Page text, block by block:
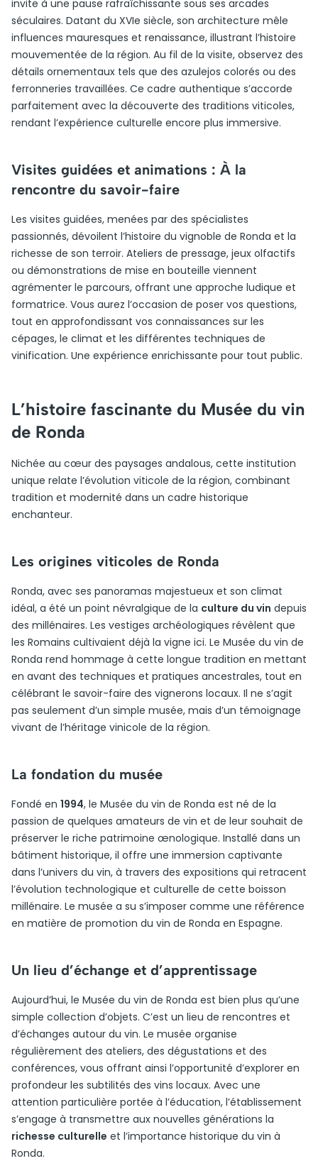
invite à une pause rafraîchissante sous ses arcades
séculaires. Datant du XVIe siècle, son architecture mêle
influences mauresques et renaissance, illustrant l’histoire
mouvementée de la région. Au fil de la visite, observez des
détails ornementaux tels que des azulejos colorés ou des
ferronneries travaillées. Ce cadre authentique s’accorde
parfaitement avec la découverte des traditions viticoles,
rendant l’expérience culturelle encore plus immersive.
Visites guidées et animations : À la
rencontre du savoir-faire
Les visites guidées, menées par des spécialistes
passionnés, dévoilent l’histoire du vignoble de Ronda et la
richesse de son terroir. Ateliers de pressage, jeux olfactifs
ou démonstrations de mise en bouteille viennent
agrémenter le parcours, offrant une approche ludique et
formatrice. Vous aurez l’occasion de poser vos questions,
tout en approfondissant vos connaissances sur les
cépages, le climat et les différentes techniques de
vinification. Une expérience enrichissante pour tout public.
L’histoire fascinante du Musée du vin
de Ronda
Nichée au cœur des paysages andalous, cette institution
unique relate l’évolution viticole de la région, combinant
tradition et modernité dans un cadre historique
enchanteur.
Les origines viticoles de Ronda
Ronda, avec ses panoramas majestueux et son climat
idéal, a été un point névralgique de la culture du vin depuis
des millénaires. Les vestiges archéologiques révèlent que
les Romains cultivaient déjà la vigne ici. Le Musée du vin de
Ronda rend hommage à cette longue tradition en mettant
en avant des techniques et pratiques ancestrales, tout en
célébrant le savoir-faire des vignerons locaux. Il ne s’agit
pas seulement d’un simple musée, mais d’un témoignage
vivant de l’héritage vinicole de la région.
La fondation du musée
Fondé en 1994, le Musée du vin de Ronda est né de la
passion de quelques amateurs de vin et de leur souhait de
préserver le riche patrimoine œnologique. Installé dans un
bâtiment historique, il offre une immersion captivante
dans l’univers du vin, à travers des expositions qui retracent
l’évolution technologique et culturelle de cette boisson
millénaire. Le musée a su s’imposer comme une référence
en matière de promotion du vin de Ronda en Espagne.
Un lieu d’échange et d’apprentissage
Aujourd’hui, le Musée du vin de Ronda est bien plus qu’une
simple collection d’objets. C’est un lieu de rencontres et
d’échanges autour du vin. Le musée organise
régulièrement des ateliers, des dégustations et des
conférences, vous offrant ainsi l’opportunité d’explorer en
profondeur les subtilités des vins locaux. Avec une
attention particulière portée à l’éducation, l’établissement
s’engage à transmettre aux nouvelles générations la
richesse culturelle et l’importance historique du vin à
Ronda.